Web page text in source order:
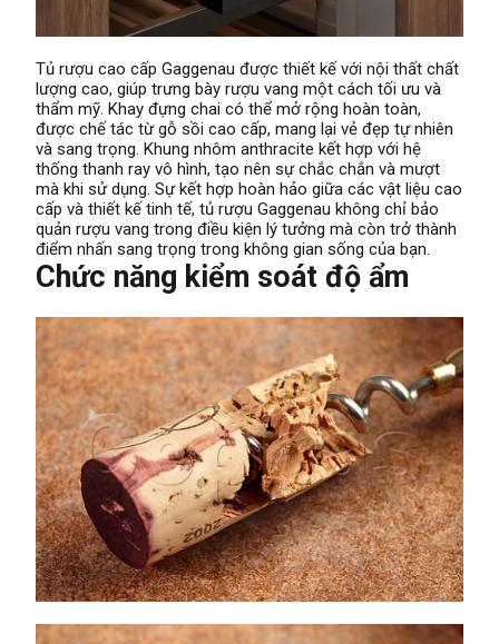
Tủ rượu cao cấp Gaggenau được thiết kế với nội thất chất
lượng cao, giúp trưng bày rượu vang một cách tối ưu và
thẩm mỹ. Khay đựng chai có thể mở rộng hoàn toàn,
được chế tác từ gỗ sồi cao cấp, mang lại vẻ đẹp tự nhiên
và sang trọng. Khung nhôm anthracite kết hợp với hệ
thống thanh ray vô hình, tạo nên sự chắc chắn và mượt
mà khi sử dụng. Sự kết hợp hoàn hảo giữa các vật liệu cao
cấp và thiết kế tinh tế, tủ rượu Gaggenau không chỉ bảo
quản rượu vang trong điều kiện lý tưởng mà còn trở thành
điểm nhấn sang trọng trong không gian sống của bạn.
Chức năng kiểm soát độ ẩm